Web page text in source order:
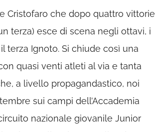
Cristofaro che dopo quattro vittorie
terza) esce di scena negli ottavi, i
terza Ignoto. Si chiude così una
quasi venti atleti al via e tanta
a livello propagandastico, noi
sui campi dell’Accademia
nazionale giovanile Junior